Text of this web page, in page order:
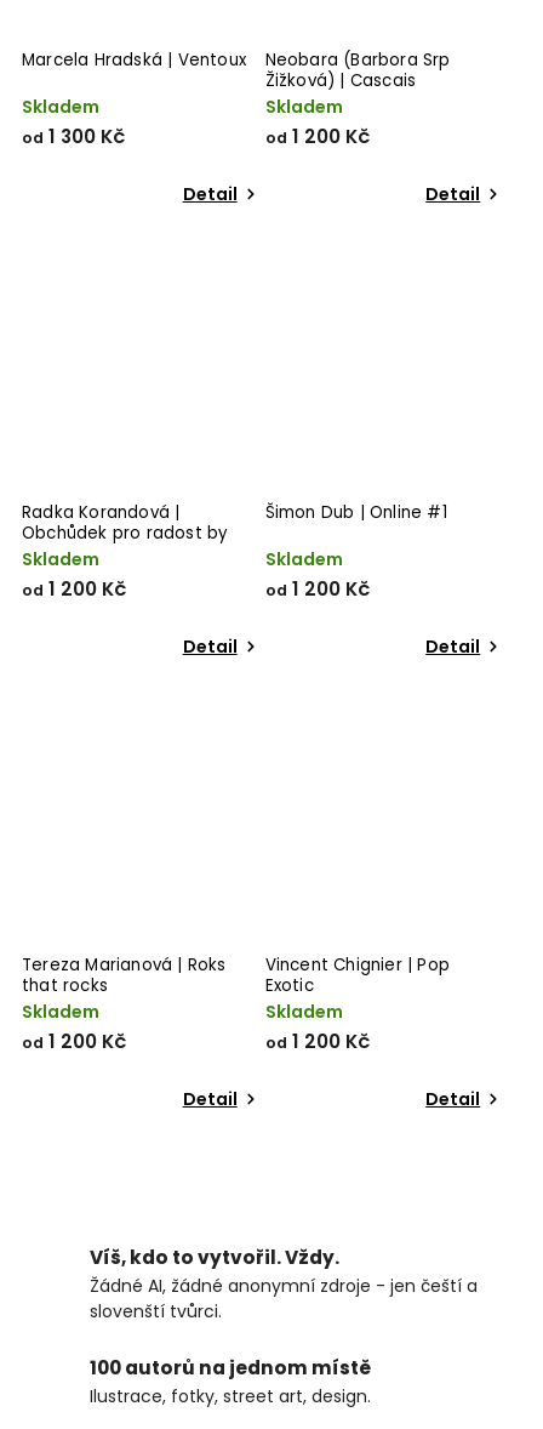
Marcela Hradská | Ventoux
Skladem
od 1 300 Kč
Detail
Neobara (Barbora Srp
Žižková) | Cascais
Skladem
od 1 200 Kč
Detail
Radka Korandová |
Obchůdek pro radost by
Ondřej Stára 1
Skladem
od 1 200 Kč
Detail
Šimon Dub | Online #1
Skladem
od 1 200 Kč
Detail
Tereza Marianová | Roks
that rocks
Skladem
od 1 200 Kč
Detail
Vincent Chignier | Pop
Exotic
Skladem
od 1 200 Kč
Detail
Víš, kdo to vytvořil. Vždy.
Žádné AI, žádné anonymní zdroje - jen čeští a
slovenští tvůrci.
100 autorů na jednom místě
Ilustrace, fotky, street art, design.